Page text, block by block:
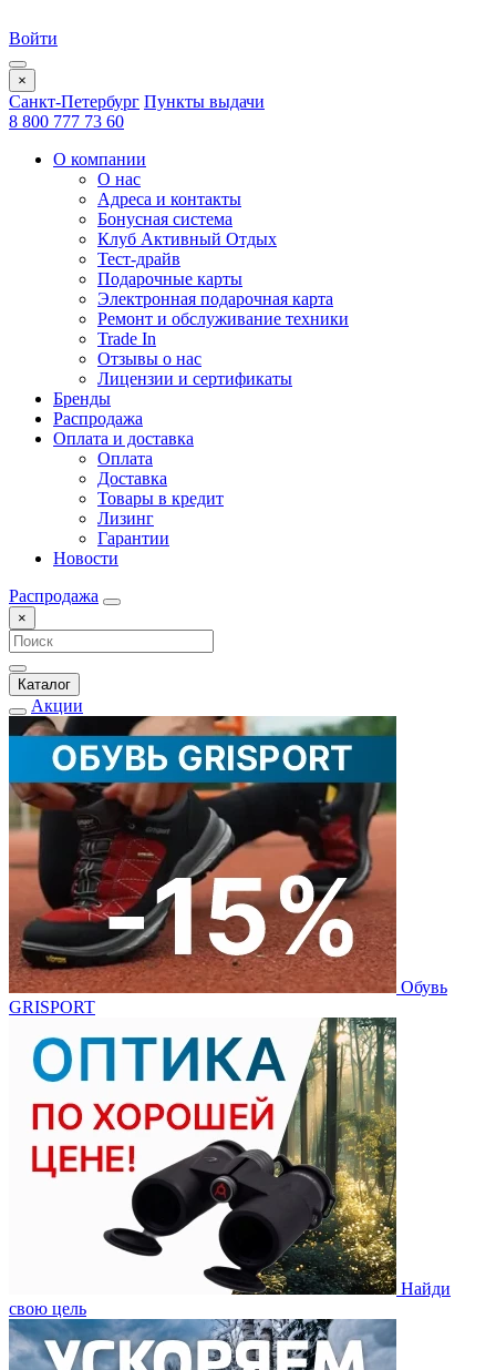
Войти
×
Санкт-Петербург Пункты выдачи
8 800 777 73 60
О компании
О нас
Адреса и контакты
Бонусная система
Клуб Активный Отдых
Тест-драйв
Подарочные карты
Электронная подарочная карта
Ремонт и обслуживание техники
Trade In
Отзывы о нас
Лицензии и сертификаты
Бренды
Распродажа
Оплата и доставка
Оплата
Доставка
Товары в кредит
Лизинг
Гарантии
Новости
Распродажа
×
Каталог
Акции
Обувь
GRISPORT
Найди
свою цель